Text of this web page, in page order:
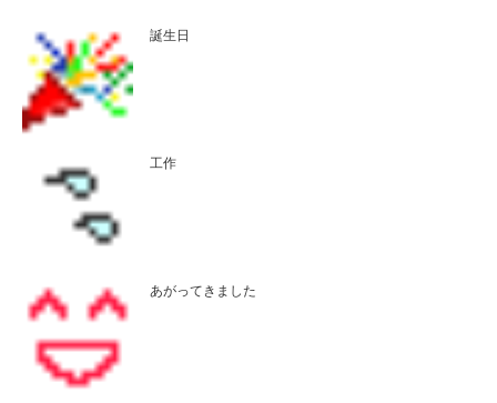
誕生日
工作
あがってきました